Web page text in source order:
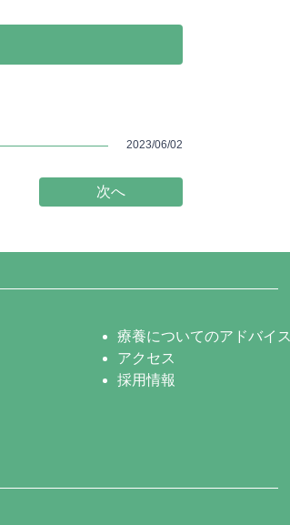
2023/06/02
次へ
療養についてのアドバイス
アクセス
採用情報